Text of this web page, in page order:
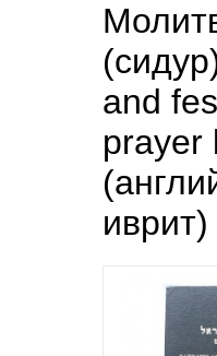
and
prayer
иврит)